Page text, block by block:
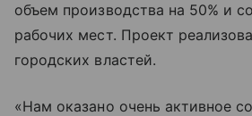
объем производства на 50% и
рабочих мест. Проект
городских властей.
«Нам оказано очень активное